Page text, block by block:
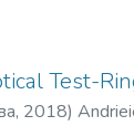
Test-
, 2018)